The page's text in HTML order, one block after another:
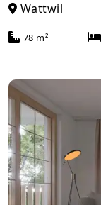
Wattwil
78 m²